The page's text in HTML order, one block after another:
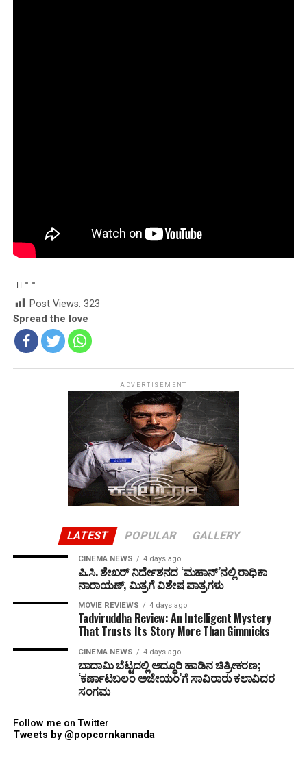
Post Views: 323
Spread the love
ADVERTISEMENT
LATEST POPULAR GALLERY
CINEMA NEWS 4 days ago
ಪಿ.ಸಿ. ಶೇಖರ್ ನಿರ್ದೇಶನದ ‘ಮಹಾನ್’ನಲ್ಲಿ ರಾಧಿಕಾ
ನಾರಾಯಣ್, ಮಿತ್ರಗೆ ವಿಶೇಷ ಪಾತ್ರಗಳು
MOVIE REVIEWS 4 days ago
Tadviruddha Review: An Intelligent Mystery
That Trusts Its Story More Than Gimmicks
CINEMA NEWS 4 days ago
ಬಾದಾಮಿ ಬೆಟ್ಟದಲ್ಲಿ ಅದ್ಧೂರಿ ಹಾಡಿನ ಚಿತ್ರೀಕರಣ;
‘ಕರ್ಣಾಟಬಲಂ ಅಜೇಯಂ’ಗೆ ಸಾವಿರಾರು ಕಲಾವಿದರ
ಸಂಗಮ
Follow me on Twitter
Tweets by @popcornkannada